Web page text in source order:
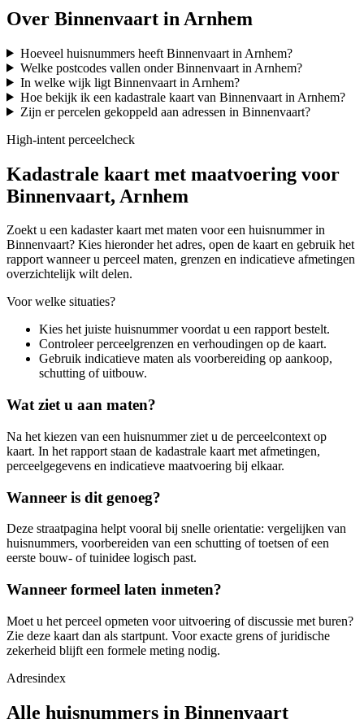
Over Binnenvaart in Arnhem
Hoeveel huisnummers heeft Binnenvaart in Arnhem?
Welke postcodes vallen onder Binnenvaart in Arnhem?
In welke wijk ligt Binnenvaart in Arnhem?
Hoe bekijk ik een kadastrale kaart van Binnenvaart in Arnhem?
Zijn er percelen gekoppeld aan adressen in Binnenvaart?
High-intent perceelcheck
Kadastrale kaart met maatvoering voor
Binnenvaart, Arnhem
Zoekt u een kadaster kaart met maten voor een huisnummer in
Binnenvaart? Kies hieronder het adres, open de kaart en gebruik het
rapport wanneer u perceel maten, grenzen en indicatieve afmetingen
overzichtelijk wilt delen.
Voor welke situaties?
Kies het juiste huisnummer voordat u een rapport bestelt.
Controleer perceelgrenzen en verhoudingen op de kaart.
Gebruik indicatieve maten als voorbereiding op aankoop,
schutting of uitbouw.
Wat ziet u aan maten?
Na het kiezen van een huisnummer ziet u de perceelcontext op
kaart. In het rapport staan de kadastrale kaart met afmetingen,
perceelgegevens en indicatieve maatvoering bij elkaar.
Wanneer is dit genoeg?
Deze straatpagina helpt vooral bij snelle orientatie: vergelijken van
huisnummers, voorbereiden van een schutting of toetsen of een
eerste bouw- of tuinidee logisch past.
Wanneer formeel laten inmeten?
Moet u het perceel opmeten voor uitvoering of discussie met buren?
Zie deze kaart dan als startpunt. Voor exacte grens of juridische
zekerheid blijft een formele meting nodig.
Adresindex
Alle huisnummers in Binnenvaart